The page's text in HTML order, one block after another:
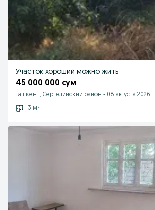
Участок хороший можно жить
45 000 000 сум
Ташкент, Сергелийский район - 08 августа 2026 г.
3 м²